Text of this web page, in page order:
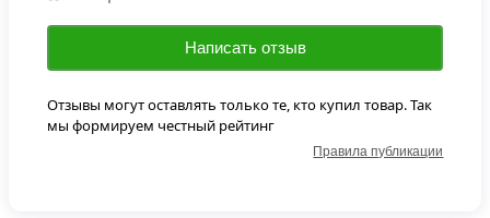
Написать отзыв
Отзывы могут оставлять только те, кто купил товар. Так
мы формируем честный рейтинг
Правила публикации